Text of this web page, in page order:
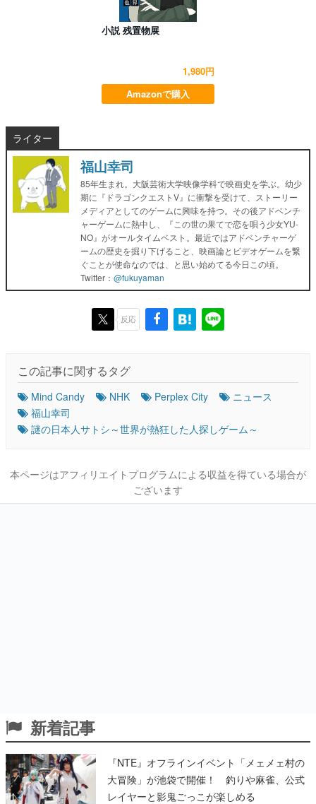
小説 残置物展
1,980円
Amazonで購入
ライター
福山幸司
85年生まれ。大阪芸術大学映像学科で映画史を学ぶ。幼少
期に『ドラゴンクエストV』に衝撃を受けて、ストーリー
メディアとしてのゲームに興味を持つ。その後アドベンチ
ャーゲームに熱中し、『この世の果てで恋を唄う少女YU-
NO』がオールタイムベスト。最近ではアドベンチャーゲ
ームの歴史を掘り下げること、映画論とビデオゲームを繋
ぐことが使命なのでは、と思い始めてる今日この頃。
Twitter： @fukuyaman
反応
この記事に関するタグ
Mind Candy NHK Perplex City
ニュース
福山幸司
謎の日本人サトシ～世界が熱狂した人探しゲーム～
本ページはアフィリエイトプログラムによる収益を得ている場合が
ございます
新着記事
『NTE』オフラインイベント「メェメェ村の
大冒険」が池袋で開催！ 釣りや麻雀、公式
レイヤーと影鬼ごっこが楽しめる